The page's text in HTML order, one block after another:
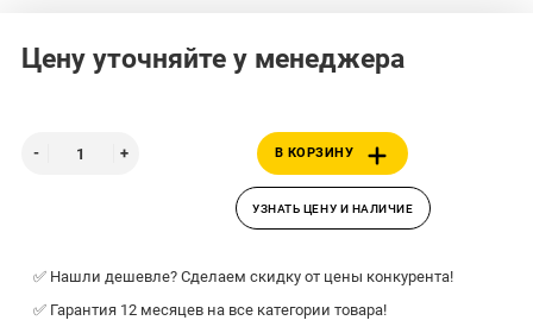
Цену уточняйте у менеджера
В КОРЗИНУ
УЗНАТЬ ЦЕНУ И НАЛИЧИЕ
✅ Нашли дешевле? Сделаем скидку от цены конкурента!
✅ Гарантия 12 месяцев на все категории товара!